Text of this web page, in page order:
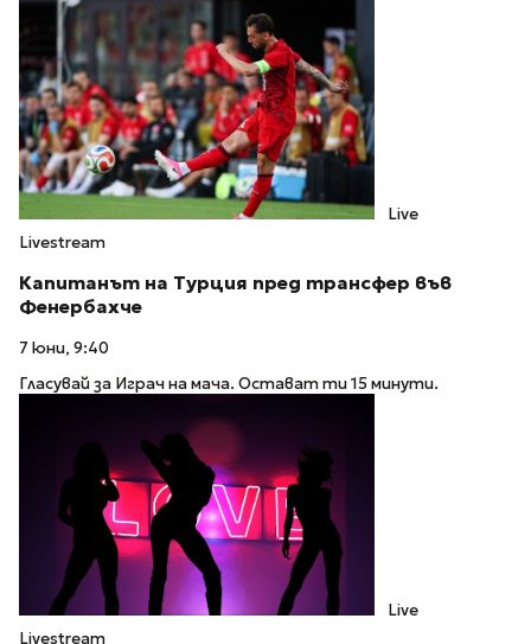
Live
Livestream
Капитанът на Турция пред трансфер във
Фенербахче
7 юни, 9:40
Гласувай за Играч на мача. Остават ти 15 минути.
Live
Livestream